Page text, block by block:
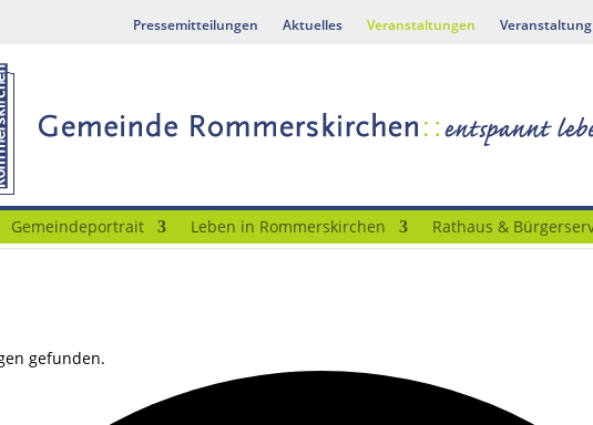
Pressemitteilungen Aktuelles Veranstaltungen
Gemeindeportrait Leben in Rommerskirchen Rathaus &
gefunden.